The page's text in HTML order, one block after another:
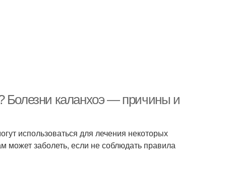
Болезни каланхоэ — причины и
использоваться для лечения некоторых
может заболеть, если не соблюдать правила